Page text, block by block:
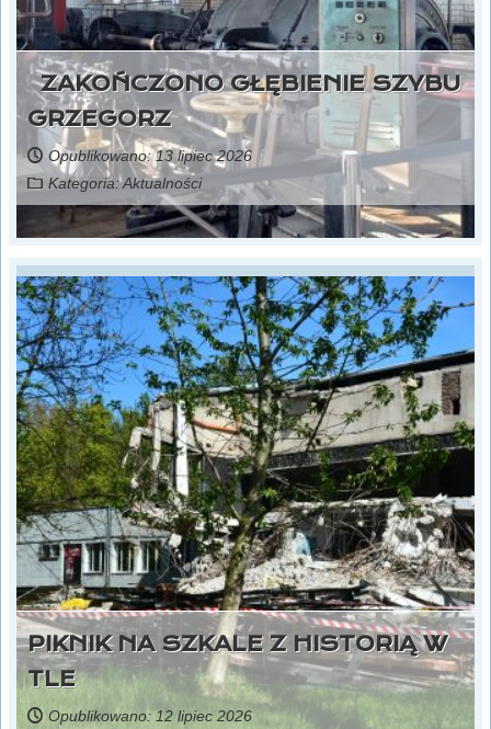
ZAKOŃCZONO GŁĘBIENIE SZYBU
GRZEGORZ
Opublikowano: 13 lipiec 2026
Kategoria:Aktualności
PIKNIK NA SZKALE Z HISTORIĄ W
TLE
Opublikowano: 12 lipiec 2026